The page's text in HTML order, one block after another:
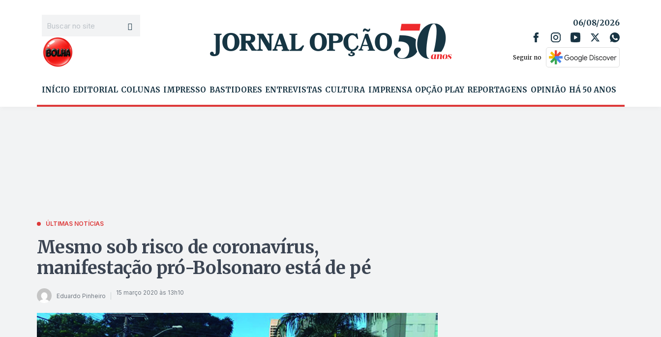
06/08/2026
Seguir no
INÍCIO EDITORIAL COLUNAS IMPRESSO BASTIDORES ENTREVISTAS CULTURA IMPRENSA OPÇÃO PLAY REPORTAGENS OPINIÃO HÁ 50 ANOS
ÚLTIMAS NOTÍCIAS
Mesmo sob risco de coronavírus,
manifestação pró-Bolsonaro está de pé
Eduardo Pinheiro 15 março 2020 às 13h10